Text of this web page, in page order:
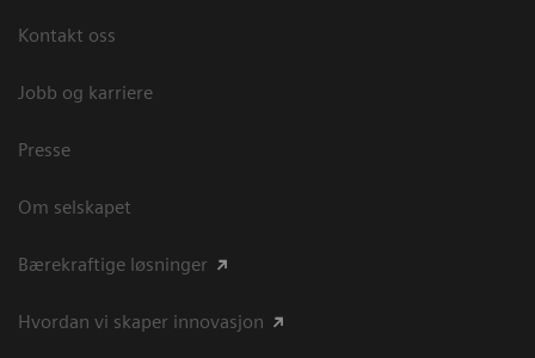
Kontakt oss
Jobb og karriere
Presse
Om selskapet
Bærekraftige løsninger
Hvordan vi skaper innovasjon